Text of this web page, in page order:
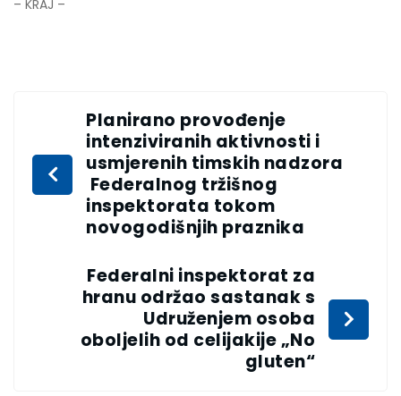
– KRAJ –
Planirano provođenje
intenziviranih aktivnosti i
usmjerenih timskih nadzora
Federalnog tržišnog
inspektorata tokom
novogodišnjih praznika
Federalni inspektorat za
hranu održao sastanak s
Udruženjem osoba
oboljelih od celijakije „No
gluten“